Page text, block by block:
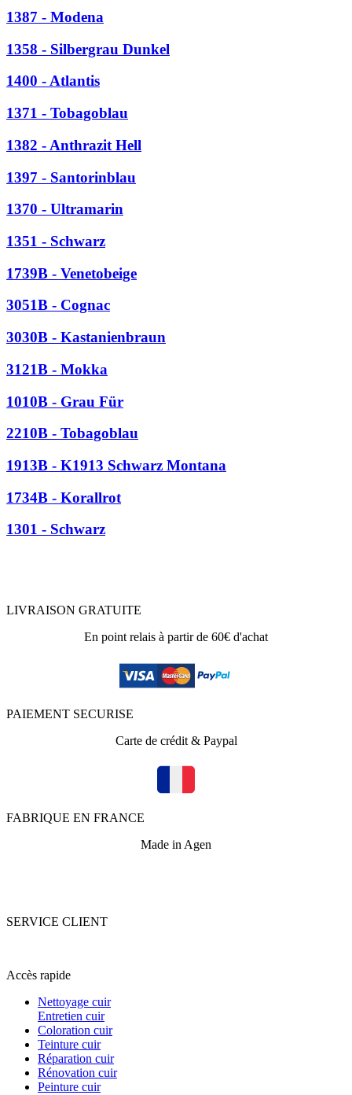
1387 - Modena
1358 - Silbergrau Dunkel
1400 - Atlantis
1371 - Tobagoblau
1382 - Anthrazit Hell
1397 - Santorinblau
1370 - Ultramarin
1351 - Schwarz
1739B - Venetobeige
3051B - Cognac
3030B - Kastanienbraun
3121B - Mokka
1010B - Grau Für
2210B - Tobagoblau
1913B - K1913 Schwarz Montana
1734B - Korallrot
1301 - Schwarz
LIVRAISON GRATUITE
En point relais à partir de 60€ d'achat
PAIEMENT SECURISE
Carte de crédit & Paypal
FABRIQUE EN FRANCE
Made in Agen
SERVICE CLIENT
Accès rapide
Nettoyage cuir
Entretien cuir
Coloration cuir
Teinture cuir
Réparation cuir
Rénovation cuir
Peinture cuir